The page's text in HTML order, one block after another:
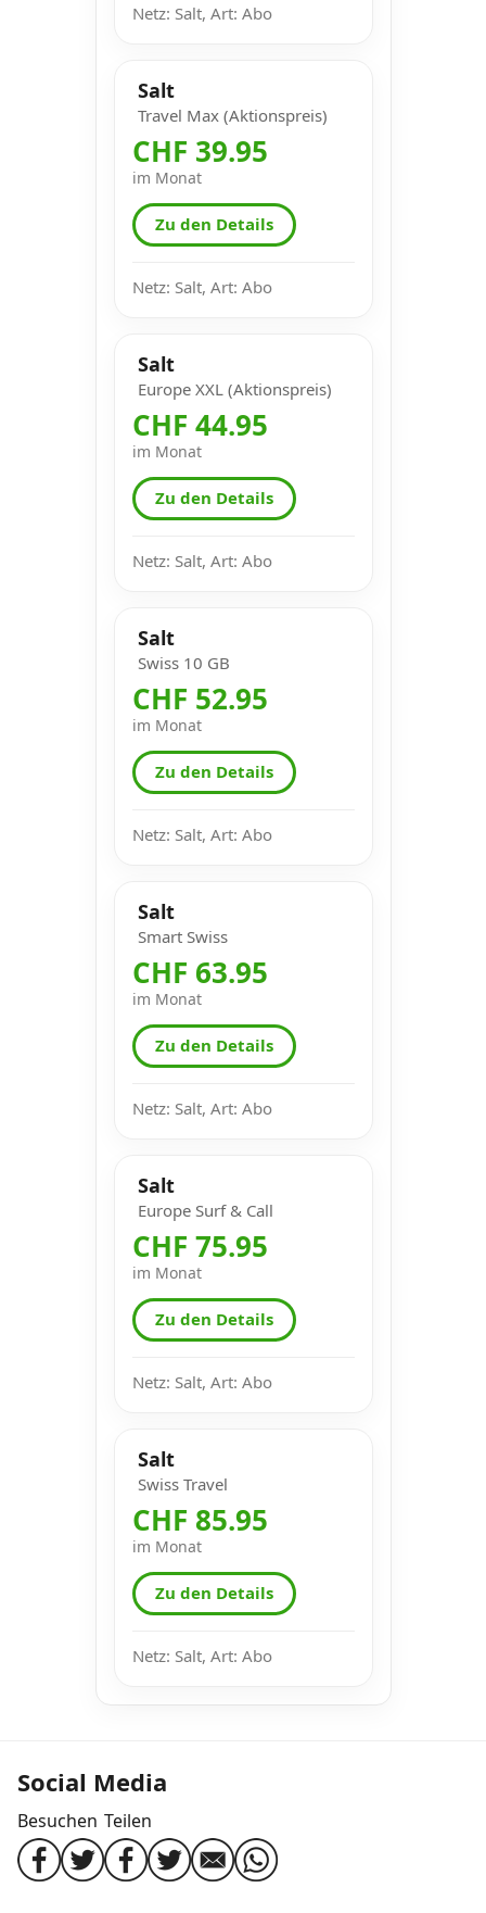
Netz: Salt, Art: Abo
Salt
Travel Max (Aktionspreis)
CHF 39.95
im Monat
Zu den Details
Netz: Salt, Art: Abo
Salt
Europe XXL (Aktionspreis)
CHF 44.95
im Monat
Zu den Details
Netz: Salt, Art: Abo
Salt
Swiss 10 GB
CHF 52.95
im Monat
Zu den Details
Netz: Salt, Art: Abo
Salt
Smart Swiss
CHF 63.95
im Monat
Zu den Details
Netz: Salt, Art: Abo
Salt
Europe Surf & Call
CHF 75.95
im Monat
Zu den Details
Netz: Salt, Art: Abo
Salt
Swiss Travel
CHF 85.95
im Monat
Zu den Details
Netz: Salt, Art: Abo
Social Media
Besuchen Teilen